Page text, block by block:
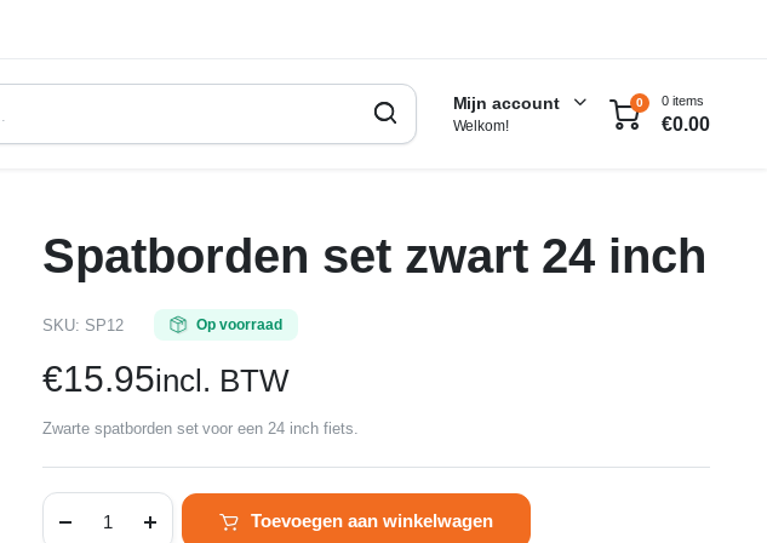
Mijn account
Welkom!
0 0 items
€0.00
Spatborden set zwart 24 inch
SKU: SP12 Op voorraad
€15.95incl. BTW
Zwarte spatborden set voor een 24 inch fiets.
Toevoegen aan winkelwagen